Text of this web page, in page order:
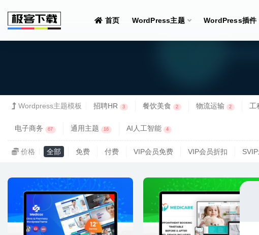
首页 WordPress主题 WordPress插件
Wordpress主题模板 招聘HR 3 餐饮美食 2 物流运输 2 工
电子商务 67 通用主题 16 AI人工智能 4
价格 全部 免费 付费 VIP会员免费 VIP会员折扣